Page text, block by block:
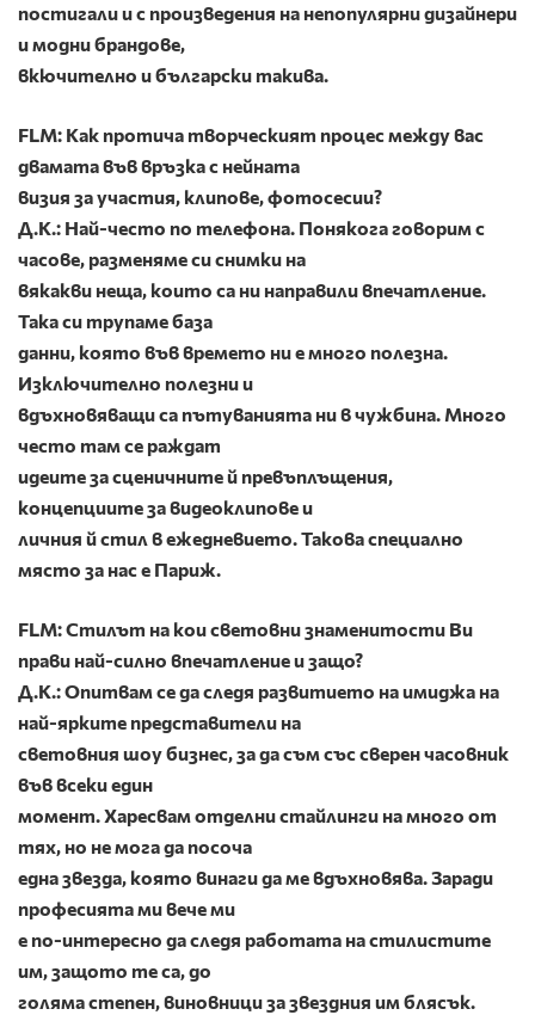
постигали и с произведения на непопулярни дизайнери
и модни брандове,
вкючително и български такива.
FLM: Как протича творческият процес между вас
двамата във връзка с нейната
визия за участия, клипове, фотосесии?
Д.К.: Най-често по телефона. Понякога говорим с
часове, разменяме си снимки на
вякакви неща, които са ни направили впечатление.
Така си трупаме база
данни, която във времето ни е много полезна.
Изключително полезни и
вдъхновяващи са пътуванията ни в чужбина. Много
често там се раждат
идеите за сценичните й превъплъщения,
концепциите за видеоклипове и
личния й стил в ежедневието. Такова специално
място за нас е Париж.
FLM: Стилът на кои световни знаменитости Ви
прави най-силно впечатление и защо?
Д.К.: Опитвам се да следя развитието на имиджа на
най-ярките представители на
световния шоу бизнес, за да съм със сверен часовник
във всеки един
момент. Харесвам отделни стайлинги на много от
тях, но не мога да посоча
една звезда, която винаги да ме вдъхновява. Заради
професията ми вече ми
е по-интересно да следя работата на стилистите
им, защото те са, до
голяма степен, виновници за звездния им блясък.